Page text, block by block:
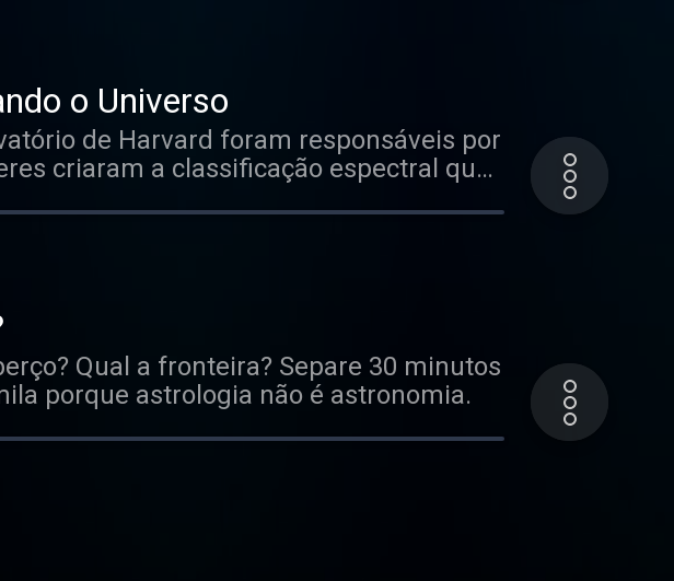
o Universo
de Harvard foram responsáveis por
criaram a classificação espectral que
seu dia para aprender com a
Qual a fronteira? Separe 30 minutos
porque astrologia não é astronomia.